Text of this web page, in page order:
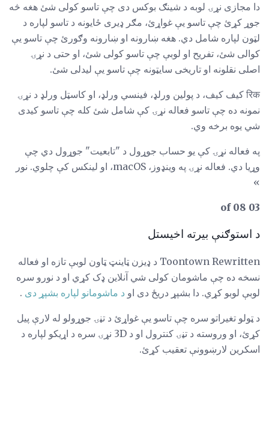
دا مجازی نړۍ لوبه د شینګ بوکس دی چې تاسو کولی شئ هغه څه
جوړ کړئ چې تاسو یې غواړئ، مګر ډیری ځایونه د تاسو لپاره د
لټون لپاره شامل دي. هغه ښارونه او ښارونه وګورئ چې تاسو یې
کوالی شئ، تفریح ​​او لوبې چې تاسو کولی شئ، او حتی د نړۍ
اصلی نقلونه او تاریخی سایټونه چې تاسو یې لیدلی شئ.
रिक کیف کیف، د پولین ورلډ، فینسي ورلډ، او کاسټل ورلډ د نړۍ
نمونه ده چې تاسو فعاله نړۍ کې شامل شئ کله چې تاسو کیدی
شي یوه برخه وي.
په فعاله نړۍ کې یو حساب جوړول د "تابعیت" جوړول دي چې
وړیا دي. فعاله نړۍ په وینډوز، macOS، او لینکس کې چلوي. نور
»
03 of 08
د استوګنې بیرته اخیستل
Toontown Rewritten د ډیزن ټاینټ ټاون لوبې تازه او فعاله
نسخه ده چې ماشومان کولی شي آنلاین ډک کړي او د نورو سره
لوبې لوبو کړي. دا بشپړ دریځ دی او د ماشومانو لپاره بشپړ دی .
د ټولو تغیراتو سره چې تاسو یې غواړئ د تڼۍ جوړولو له لارې پیل
کړئ، او وروسته د تڼۍ کنترول او د 3D نړۍ سره د اړیکو لپاره د
اسکرین لارښوونې تعقیب کړئ.